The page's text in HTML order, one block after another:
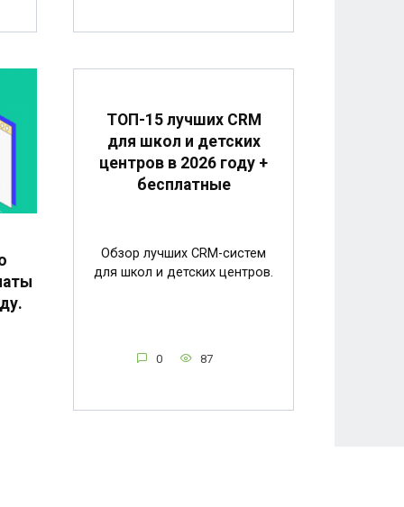
ТОП-15 лучших CRM
для школ и детских
центров в 2026 году +
бесплатные
Обзор лучших CRM-систем
для школ и детских центров.
0 87